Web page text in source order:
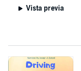
Vista previa